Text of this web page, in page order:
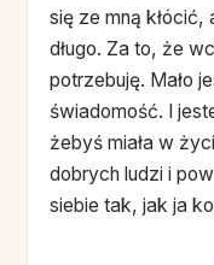
się ze mną kłócić,
długo. Za to, że
potrzebuję. Mało
świadomość. I
żebyś miała w
dobrych ludzi i
siebie tak, jak ja